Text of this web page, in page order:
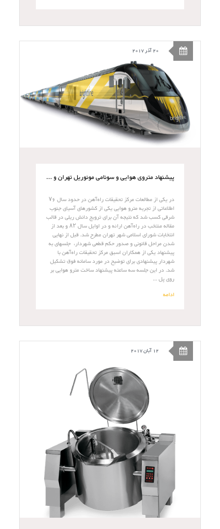
20 آذر 2017
پیشنهاد متروی هوایی و سونامی مونوریل تهران و مگلو تهران - مشهد
در یکی از مطالعات مرکز تحقیقات راه‌آهن در حدود سال ۷۶
اطلاعاتی از تجربه مترو هوایی یکی از کشورهای آسیای جنوب
شرقی کسب شد که نتیجه آن برای ترویج دانش ریلی در قالب
مقاله منتخب در راه‌آهن ارائه و در اوایل سال ۸۲ و بعد از
انتخابات شورای اسلامی شهر تهران مطرح شد. قبل از نهایی
شدن مراحل قانونی و صدور حکم قطعی شهردار، جلسه­ای به
پیشنهاد یکی از همکاران اسبق مرکز تحقیقات راه‌آهن با
شهردار پیشنهادی برای توضیح در مورد سامانه فوق تشکیل
شد. در این جلسه سه ساعته پیشنهاد ساخت مترو هوایی بر
روی پل ...
ادامه
12 آبان 2017